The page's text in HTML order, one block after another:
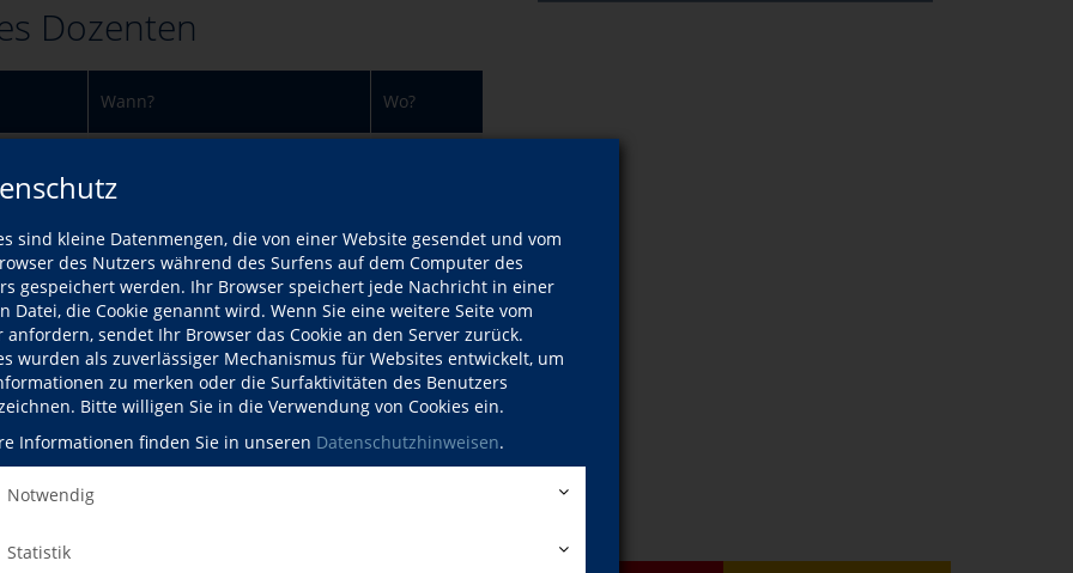
sind kleine Datenmengen, die von einer Website gesendet und vom
des Nutzers während des Surfens auf dem Computer des
gespeichert werden. Ihr Browser speichert jede Nachricht in einer
Datei, die Cookie genannt wird. Wenn Sie eine weitere Seite vom
anfordern, sendet Ihr Browser das Cookie an den Server zurück.
wurden als zuverlässiger Mechanismus für Websites entwickelt, um
zu merken oder die Surfaktivitäten des Benutzers
Bitte willigen Sie in die Verwendung von Cookies ein.
Informationen finden Sie in unseren Datenschutzhinweisen.
Notwendig
Statistik
Dozenten
Wann? Wo?
Mi., 04.03.2026
Mi., 23.09.2026
Mi., 23.09.2026